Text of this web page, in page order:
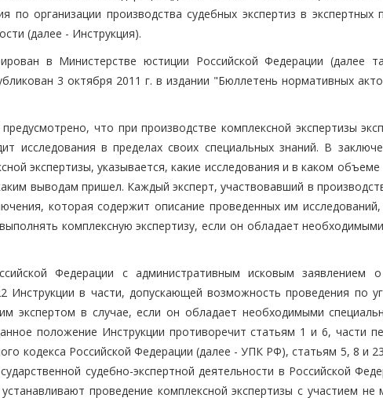
по организации производства судебных экспертиз в экспертных
(далее - Инструкция).
в Министерстве юстиции Российской Федерации (далее
3 октября 2011 г. в издании "Бюллетень нормативных
что при производстве комплексной экспертизы
исследования в пределах своих специальных знаний. В
экспертизы, указывается, какие исследования и в каком
выводам пришел. Каждый эксперт, участвовавший в
которая содержит описание проведенных им
комплексную экспертизу, если он обладает
Федерации с административным исковым заявлением
Инструкции в части, допускающей возможность проведения по
экспертом в случае, если он обладает необходимыми
положение Инструкции противоречит статьям 1 и 6, части
кодекса Российской Федерации (далее - УПК РФ), статьям 5, 8 и
судебно-экспертной деятельности в Российской
проведение комплексной экспертизы с участием не